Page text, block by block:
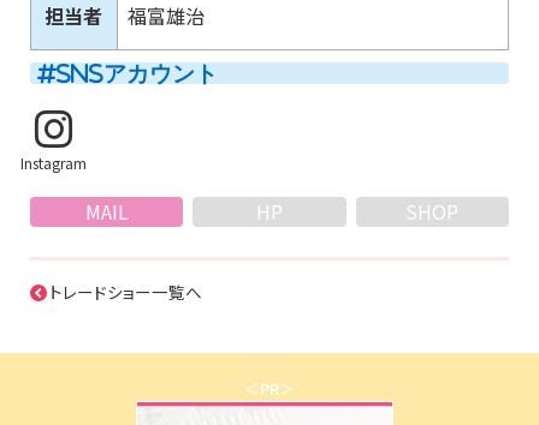
担当者 福富雄治
SNSアカウント
Instagram
MAIL HP SHOP
トレードショー一覧へ
＜PR＞